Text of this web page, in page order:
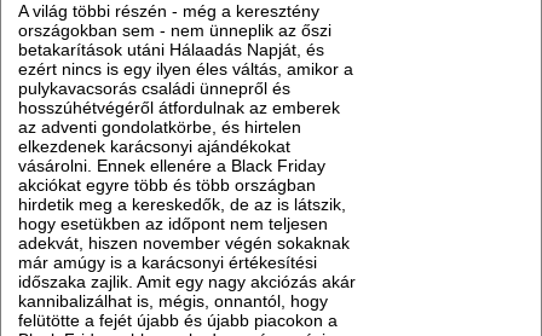
A világ többi részén - még a keresztény
országokban sem - nem ünneplik az őszi
betakarítások utáni Hálaadás Napját, és
ezért nincs is egy ilyen éles váltás, amikor a
pulykavacsorás családi ünnepről és
hosszúhétvégéről átfordulnak az emberek
az adventi gondolatkörbe, és hirtelen
elkezdenek karácsonyi ajándékokat
vásárolni. Ennek ellenére a Black Friday
akciókat egyre több és több országban
hirdetik meg a kereskedők, de az is látszik,
hogy esetükben az időpont nem teljesen
adekvát, hiszen november végén sokaknak
már amúgy is a karácsonyi értékesítési
időszaka zajlik. Amit egy nagy akciózás akár
kannibalizálhat is, mégis, onnantól, hogy
felütötte a fejét újabb és újabb piacokon a